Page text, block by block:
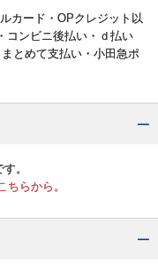
カード・OPクレジット以
コンビニ後払い・ｄ払い
とめて支払い・小田急ポ
。
らから。